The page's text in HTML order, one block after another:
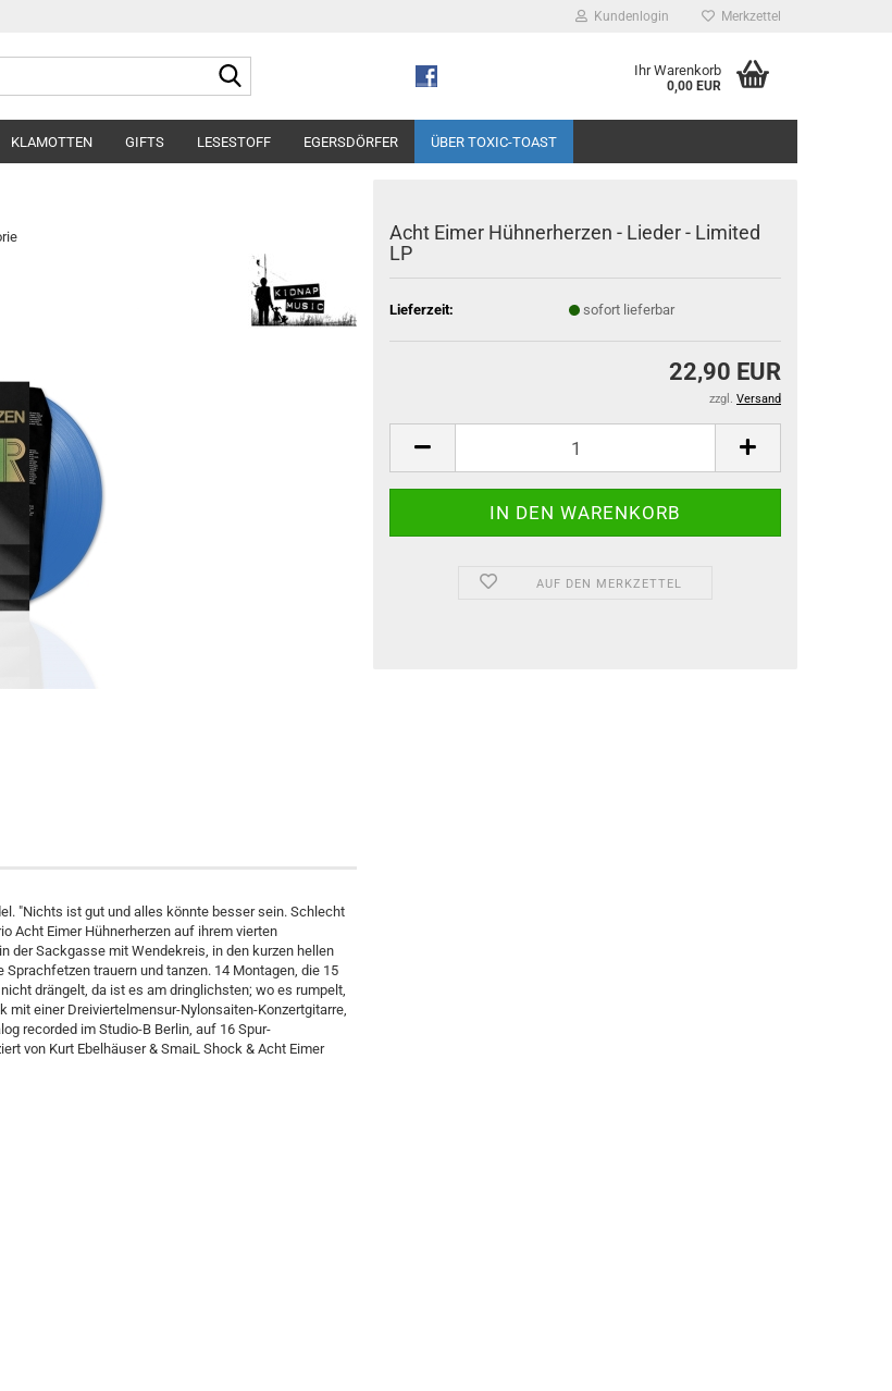
Kundenlogin Merkzettel
Ihr Warenkorb
0,00 EUR
KLAMOTTEN GIFTS LESESTOFF EGERSDÖRFER ÜBER TOXIC-TOAST
Acht Eimer Hühnerherzen - Lieder - Limited
LP
Lieferzeit: sofort lieferbar
22,90 EUR
zzgl. Versand
AUF DEN MERKZETTEL
"Nichts ist gut und alles könnte besser sein. Schlecht
Acht Eimer Hühnerherzen auf ihrem vierten
der Sackgasse mit Wendekreis, in den kurzen hellen
trauern und tanzen. 14 Montagen, die 15
drängelt, da ist es am dringlichsten; wo es rumpelt,
mit einer Dreiviertelmensur-Nylonsaiten-Konzertgitarre,
recorded im Studio-B Berlin, auf 16 Spur-
von Kurt Ebelhäuser & SmaiL Shock & Acht Eimer